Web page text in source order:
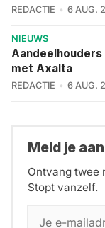
REDACTIE 6 AUG.
NIEUWS
met Axalta
REDACTIE 6 AUG.
Meld je
Ontvang twee
Stopt vanzelf.